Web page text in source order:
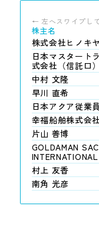
株主名
株式会社ヒノキ
日本マスタート
式会社（信託口）
中村 文隆
早川 直希
日本アクア従業
幸福船舶株式会社
片山 善博
GOLDAMAN
INTERNATIONAL
村上 友香
南角 光彦